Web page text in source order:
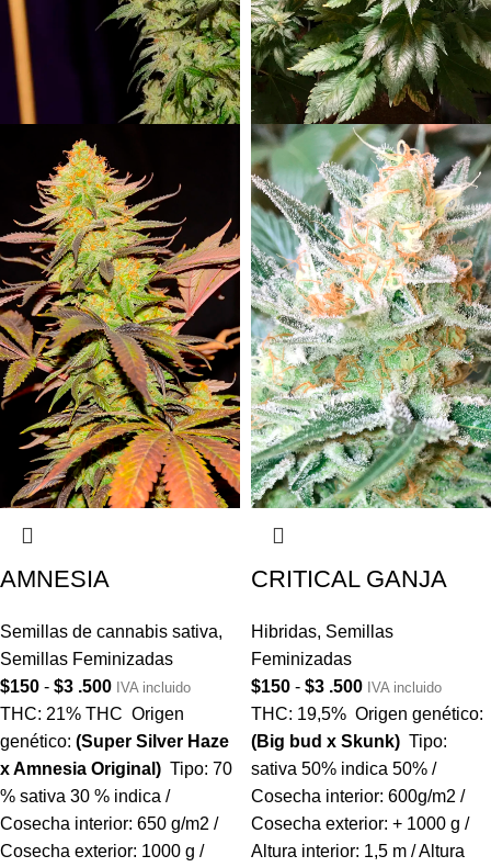
AMNESIA
Semillas de cannabis sativa,
Semillas Feminizadas
$150 - $3 .500 IVA incluido
THC: 21% THC Origen
genético: (Super Silver Haze
x Amnesia Original) Tipo: 70
% sativa 30 % indica /
Cosecha interior: 650 g/m2 /
Cosecha exterior: 1000 g /
CRITICAL GANJA
Hibridas, Semillas
Feminizadas
$150 - $3 .500 IVA incluido
THC: 19,5% Origen genético:
(Big bud x Skunk) Tipo:
sativa 50% indica 50% /
Cosecha interior: 600g/m2 /
Cosecha exterior: + 1000 g /
Altura interior: 1,5 m / Altura